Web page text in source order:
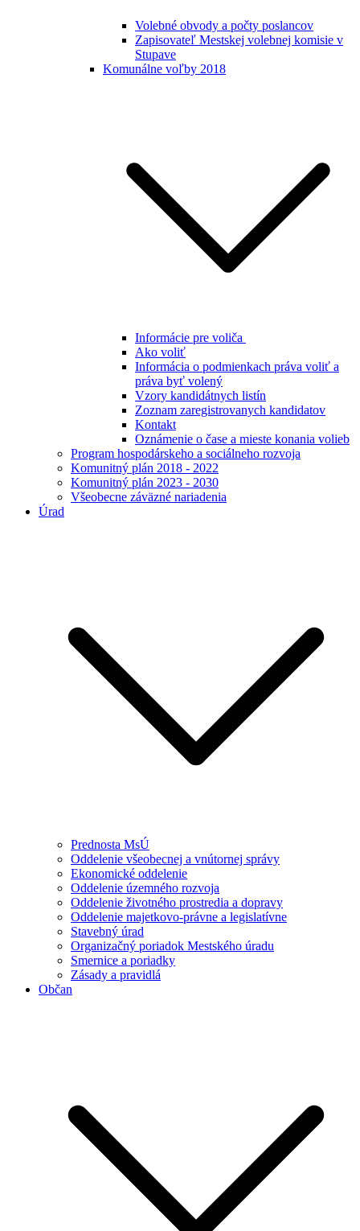
Volebné obvody a počty poslancov
Zapisovateľ Mestskej volebnej komisie v
Stupave
Komunálne voľby 2018
Informácie pre voliča
Ako voliť
Informácia o podmienkach práva voliť a
práva byť volený
Vzory kandidátnych listín
Zoznam zaregistrovanych kandidatov
Kontakt
Oznámenie o čase a mieste konania volieb
Program hospodárskeho a sociálneho rozvoja
Komunitný plán 2018 - 2022
Komunitný plán 2023 - 2030
Všeobecne záväzné nariadenia
Úrad
Prednosta MsÚ
Oddelenie všeobecnej a vnútornej správy
Ekonomické oddelenie
Oddelenie územného rozvoja
Oddelenie životného prostredia a dopravy
Oddelenie majetkovo-právne a legislatívne
Stavebný úrad
Organizačný poriadok Mestského úradu
Smernice a poriadky
Zásady a pravidlá
Občan